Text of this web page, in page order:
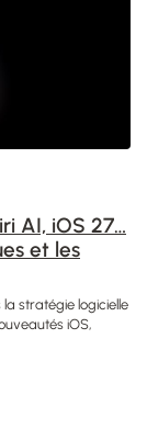
AI, iOS 27…
et les
stratégie logicielle
iOS,